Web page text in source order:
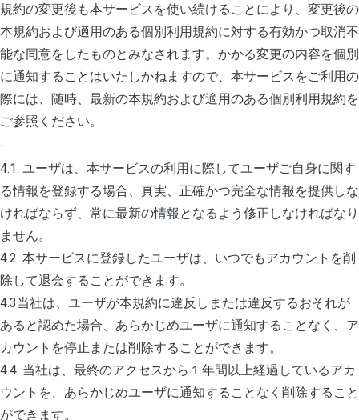
規約の変更後も本サービスを使い続けることにより、変更後の
本規約および適用のある個別利用規約に対する有効かつ取消不
能な同意をしたものとみなされます。かかる変更の内容を個別
に通知することはいたしかねますので、本サービスをご利用の
際には、随時、最新の本規約および適用のある個別利用規約を
ご参照ください。
4.1. ユーザは、本サービスの利用に際してユーザご自身に関す
る情報を登録する場合、真実、正確かつ完全な情報を提供しな
ければならず、常に最新の情報となるよう修正しなければなり
ません。
4.2. 本サービスに登録したユーザは、いつでもアカウントを削
除して退会することができます。
4.3当社は、ユーザが本規約に違反しまたは違反するおそれが
あると認めた場合、あらかじめユーザに通知することなく、ア
カウントを停止または削除することができます。
4.4. 当社は、最終のアクセスから１年間以上経過しているアカ
ウントを、あらかじめユーザに通知することなく削除すること
ができます。